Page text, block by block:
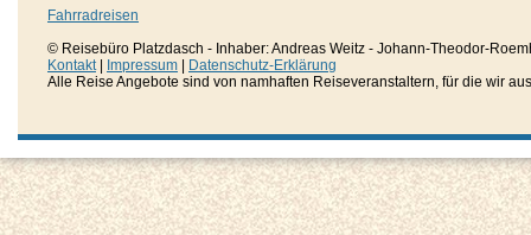
Fahrradreisen
© Reisebüro Platzdasch - Inhaber: Andreas Weitz - Johann-Theodor-
Kontakt| Impressum
Datenschutz-Erklärung
Alle Reise Angebote sind von namhaften Reiseveranstaltern, für die wir